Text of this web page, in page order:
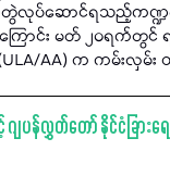
ောင်ရသည့်ကဏ္ဍများ
ာင်း မတ် ၂၀ရက်တွင်
AA) က ကမ်းလှမ်
ပန်လွှတ်တော် နိုင်ငံခြားရေ